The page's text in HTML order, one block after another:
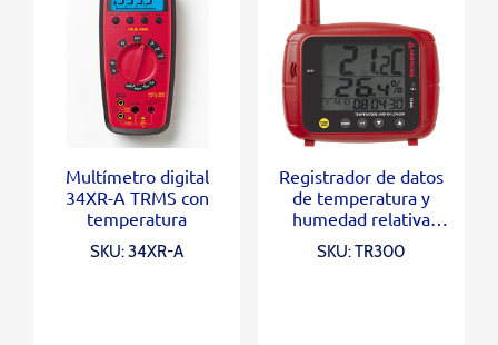
Multímetro digital
34XR-A TRMS con
temperatura
SKU: 34XR-A
Registrador de datos
de temperatura y
humedad relativa
SKU: TR300